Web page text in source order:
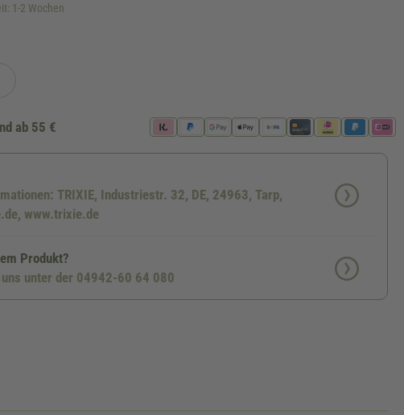
1-2 Wochen
ab 55 €
TRIXIE, Industriestr. 32, DE, 24963, Tarp,
www.trixie.de
Produkt?
unter der 04942-60 64 080